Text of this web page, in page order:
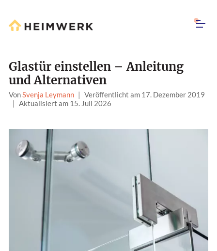
Glastür einstellen – Anleitung
und Alternativen
VonSvenja Leymann | Veröffentlicht am 17. Dezember 2019
| Aktualisiert am 15. Juli 2026